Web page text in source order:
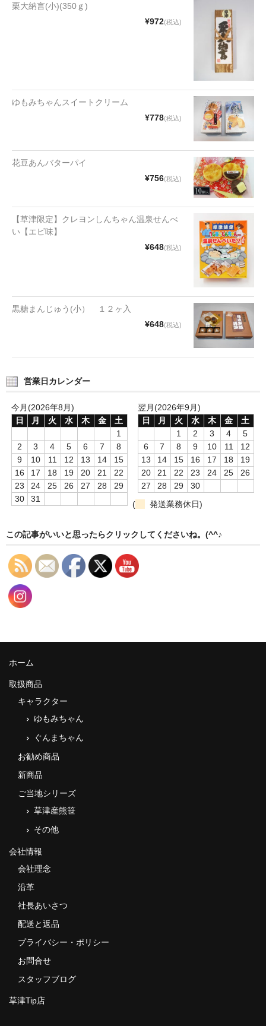
その他
文具・雑貨
衣類
会社情報
お問合せ
送料のご案内
スタッフブログ
草津Tip店
栗大納言(小)(350ｇ)
¥972(税込)
ゆもみちゃんスイートクリーム
¥778(税込)
花豆あんバターパイ
¥756(税込)
【草津限定】クレヨンしんちゃん温泉せんべ
い【エビ味】
¥648(税込)
黒糖まんじゅう(小） １２ヶ入
¥648(税込)
営業日カレンダー
今月(2026年8月)
日
月 火 水 木 金
土
1
2
3 4 5 6 7
8
9
10 11 12 13 14
15
16
17 18 19 20 21
22
23
24 25 26 27 28
29
30
31
翌月(2026年9月)
日
月 火 水 木 金
土
1
2 3 4
5
6
7 8 9 10 11
12
13
14 15 16 17 18
19
20
21 22 23 24 25
26
27
28 29
30
(
発送業務休日)
この記事がいいと思ったらクリックしてくださいね。(^^♪
ホーム
取扱商品
キャラクター
ゆもみちゃん
ぐんまちゃん
お勧め商品
新商品
ご当地シリーズ
草津産熊笹
その他
会社情報
会社理念
沿革
社長あいさつ
配送と返品
プライバシー・ポリシー
お問合せ
スタッフブログ
草津Tip店